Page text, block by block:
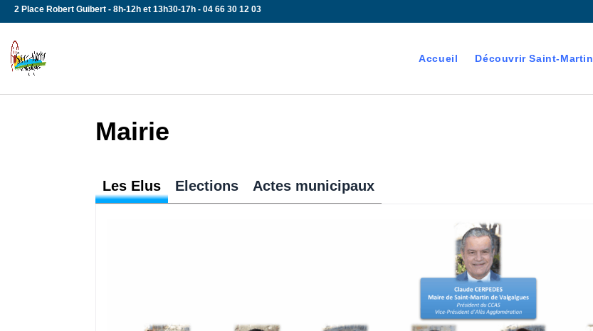
Skip
to
content
2 Place Robert Guibert - 8h-12h et 13h30-17h - 04 66 30 12 03
Accueil Découvrir Saint-Martin
Mairie
Les Elus Elections Actes municipaux
Tous aux urnes !!! Chaque Français devenant majeur est
automatiquement inscrit sur les listes électorales de la commune
où il réside s’il a, préalablement, fait les démarches de